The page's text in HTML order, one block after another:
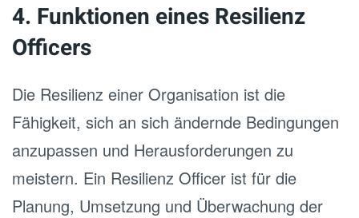
4. Funktionen eines Resilienz
Officers
Die Resilienz einer Organisation ist die
Fähigkeit, sich an sich ändernde Bedingungen
anzupassen und Herausforderungen zu
meistern. Ein Resilienz Officer ist für die
Planung, Umsetzung und Überwachung der